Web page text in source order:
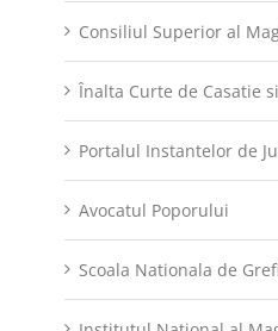
Consiliul Superior al
Înalta Curte de Casatie
Portalul Instantelor de
Avocatul Poporului
Scoala Nationala de